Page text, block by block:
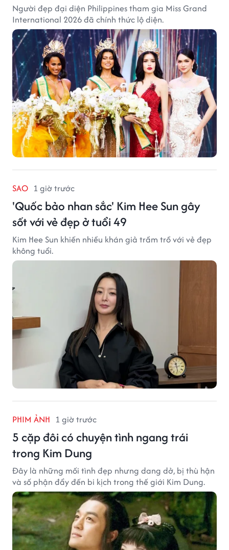
Người đẹp đại diện Philippines tham gia Miss Grand
International 2026 đã chính thức lộ diện.
SAO 1 giờ trước
'Quốc bảo nhan sắc' Kim Hee Sun gây
sốt với vẻ đẹp ở tuổi 49
Kim Hee Sun khiến nhiều khán giả trầm trồ với vẻ đẹp
không tuổi.
PHIM ẢNH 1 giờ trước
5 cặp đôi có chuyện tình ngang trái
trong Kim Dung
Đây là những mối tình đẹp nhưng dang dở, bị thù hận
và số phận đẩy đến bi kịch trong thế giới Kim Dung.